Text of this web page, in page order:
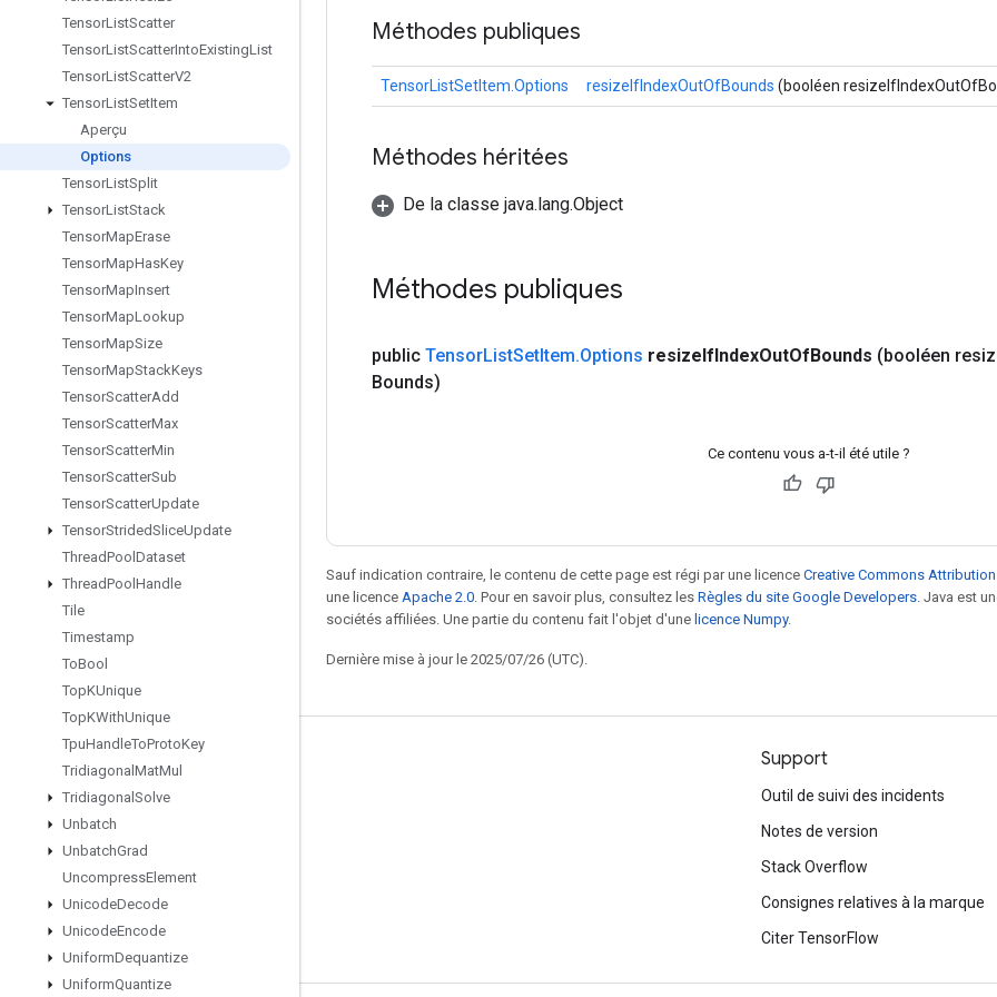
TensorListScatter
TensorListScatterIntoExistingList
TensorListScatterV2
TensorListSetItem
Aperçu
Options
TensorListSplit
TensorListStack
TensorMapErase
TensorMapHasKey
TensorMapInsert
TensorMapLookup
TensorMapSize
TensorMapStackKeys
TensorScatterAdd
TensorScatterMax
TensorScatterMin
TensorScatterSub
TensorScatterUpdate
TensorStridedSliceUpdate
ThreadPool Dataset
ThreadPool Handle
Tile
Timestamp
ToBool
TopKUnique
TopKWithUnique
TpuHandleToProtoKey
Tridiagonal MatMul
Tridiagonal Solve
Unbatch
UnbatchGrad
UncompressElement
UnicodeDecode
UnicodeEncode
UniformDequantize
UniformQuantize
Méthodes publiques
TensorListSetItem.Options resizeIfIndexOutOfBounds (booléen
Méthodes héritées
De la classe java.lang.Object
Méthodes publiques
public TensorListSetItem.Options resizeIfIndexOutOfBounds (booléen
Bounds)
Ce contenu vous a-t-il été utile ?
Sauf indication contraire, le contenu de cette page est régi par une licence Creative Commons
une licence Apache 2.0 . Pour en savoir plus, consultez les Règles du site Google Developers . Java est
sociétés affiliées. Une partie du contenu fait l'objet d'une licence Numpy.
Dernière mise à jour le 2025/07/26 (UTC).
Rester connecté
Blog
Forum
Twitter
YouTube
Support
Outil de suivi des incidents
Notes de version
Stack Overflow
Consignes relatives à la marque
Citer TensorFlow